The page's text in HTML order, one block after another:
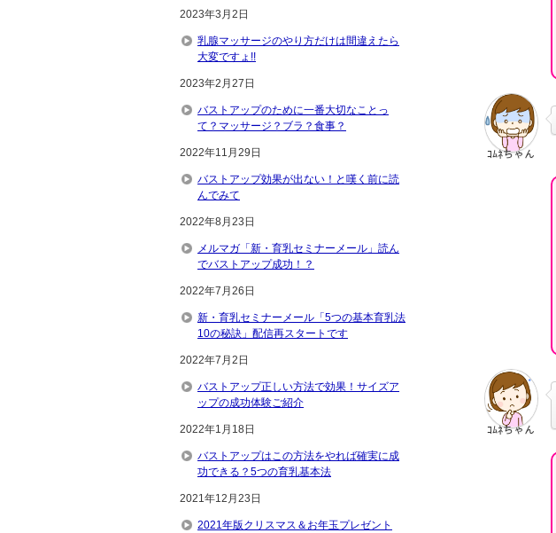
ｺﾑﾈちゃん
ｺﾑﾈちゃん
2023年3月2日
乳腺マッサージのやり方だけは間違えたら
大変ですょ!!
2023年2月27日
バストアップのために一番大切なことっ
て？マッサージ？ブラ？食事？
2022年11月29日
バストアップ効果が出ない！と嘆く前に読
んでみて
2022年8月23日
メルマガ「新・育乳セミナーメール」読ん
でバストアップ成功！？
2022年7月26日
新・育乳セミナーメール「5つの基本育乳法
10の秘訣」配信再スタートです
2022年7月2日
バストアップ正しい方法で効果！サイズア
ップの成功体験ご紹介
2022年1月18日
バストアップはこの方法をやれば確実に成
功できる？5つの育乳基本法
2021年12月23日
2021年版クリスマス＆お年玉プレゼント